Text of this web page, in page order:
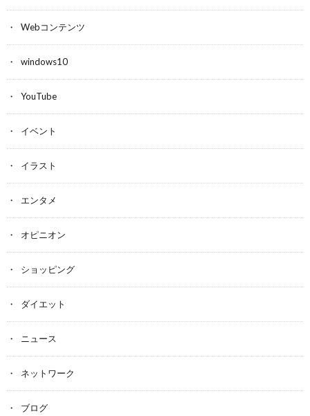
Webコンテンツ
windows10
YouTube
イベント
イラスト
エンタメ
オピニオン
ショッピング
ダイエット
ニュース
ネットワーク
ブログ